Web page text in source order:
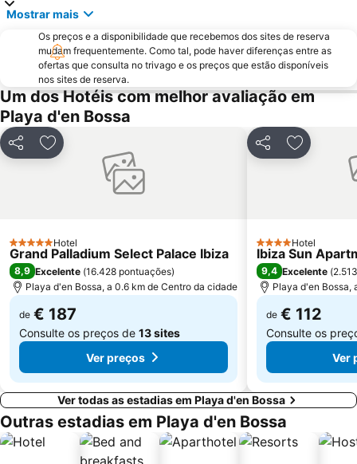
Casino de Ibiza
Port de Sant Miquel
Es Llimoners
Ses Salines
Llevant
Cala Llenya
Es Cavallet
Cala San Vicente
La Punta
Puerto Deportivo Ibiza Nueva
Puerto Deportivo Marina Botafoch
Eivissa Medieval
Sant Francesc Xavier
Passeig Vara de Rey
Can Sifre
Space Ibiza
Sa Blanca Dona
Mostrar mais
Os preços e a disponibilidade que recebemos dos sites de reserva
mudam frequentemente. Como tal, pode haver diferenças entre as
ofertas que consulta no trivago e os preços que estão disponíveis
nos sites de reserva.
Um dos Hotéis com melhor avaliação em
Playa d'en Bossa
PartilharAdicionar aos favoritos
5 EstrelasHotel
Grand Palladium Select Palace Ibiza
8,9 Excelente (16.428 pontuações)
Playa d'en Bossa, a 0.6 km de Centro da cidade
de € 187
Consulte os preços de 13 sites
Ver preços
PartilharAdicionar
4 Estrelas
Hotel
Ibiza Sun
9,4 Excelente (
Playa d'en Bossa,
de € 112
Consulte os
Ver
Ver todas as estadias em Playa d'en Bossa
Outras estadias em Playa d'en Bossa